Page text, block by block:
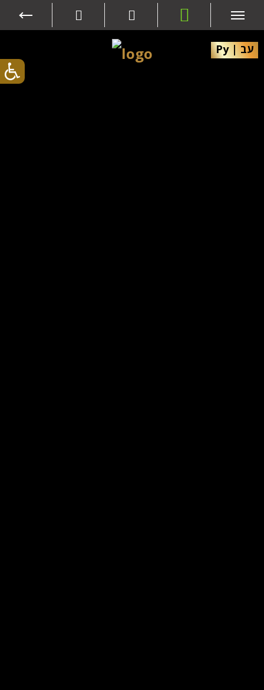
עב|
Ру